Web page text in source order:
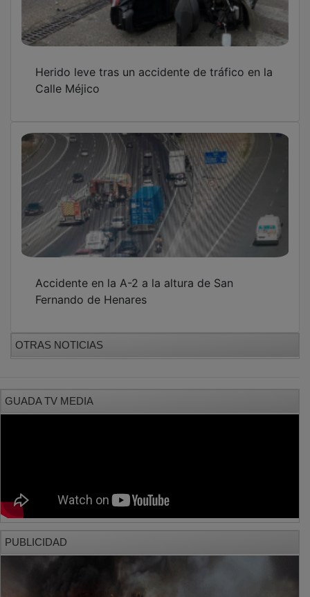
Herido leve tras un accidente de tráfico en la
Calle Méjico
Accidente en la A-2 a la altura de San
Fernando de Henares
OTRAS NOTICIAS
GUADA TV MEDIA
PUBLICIDAD